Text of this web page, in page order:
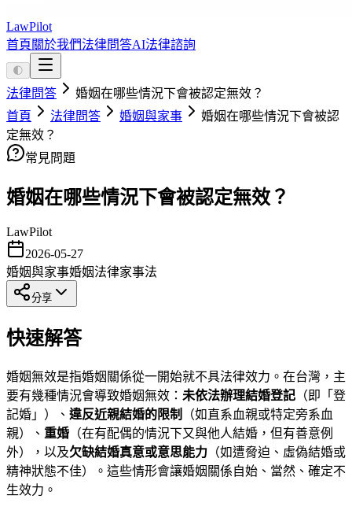
LawPilot
首頁 關於我們法律問答AI法律諮詢
🌓
法律問答
婚姻在哪些情況下會被認定無效？
首頁
法律問答 婚姻與家事
婚姻在哪些情況下會被認
定無效？
常見問題
婚姻在哪些情況下會被認定無效？
LawPilot
2026-05-27
婚姻與家事婚姻法律家事法
分享
快速解答
婚姻無效是指婚姻關係從一開始就不具法律效力。在台灣，主
要有幾種情況會導致婚姻無效： 未依法辦理結婚登記 （即「登
記婚」）、 違反近親結婚的限制
（如直系血親或特定旁系血
親）、 重婚 （在有配偶的情況下又與他人結婚，但有善意例
外），以及欠缺結婚真意或意思能力 （如遭脅迫、虛偽結婚或
精神狀態不佳）。這些情形會讓婚姻關係自始、當然、確定不
生效力。